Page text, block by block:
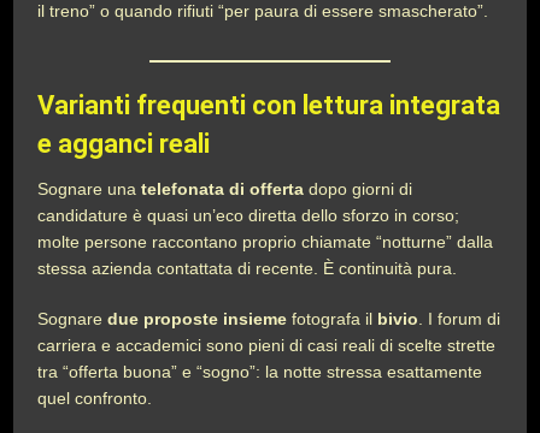
il treno” o quando rifiuti “per paura di essere smascherato”.
Varianti frequenti con lettura integrata
e agganci reali
Sognare unatelefonata di offerta dopo giorni di
candidature è quasi un’eco diretta dello sforzo in corso;
molte persone raccontano proprio chiamate “notturne” dalla
stessa azienda contattata di recente. È continuità pura.
Sognaredue proposte insieme fotografa il bivio . I forum di
carriera e accademici sono pieni di casi reali di scelte strette
tra “offerta buona” e “sogno”: la notte stressa esattamente
quel confronto.